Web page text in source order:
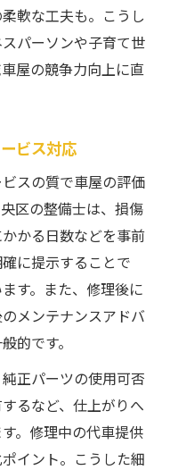
軟な工夫も。こうし
パーソンや子育て世
屋の競争力向上に直
ビス対応
スの質で車屋の評価
区の整備士は、損傷
かる日数などを事前
に提示することで
す。また、修理後に
メンテナンスアドバ
的です。
正パーツの使用可否
るなど、仕上がりへ
。修理中の代車提供
イント。こうした細